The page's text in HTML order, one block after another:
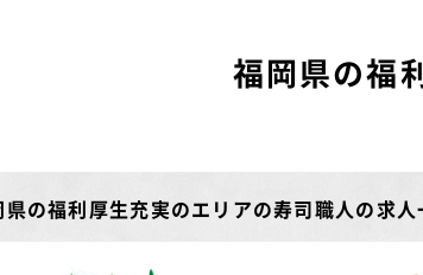
福岡県の福
県の福利厚生充実のエリアの寿司職人の求人